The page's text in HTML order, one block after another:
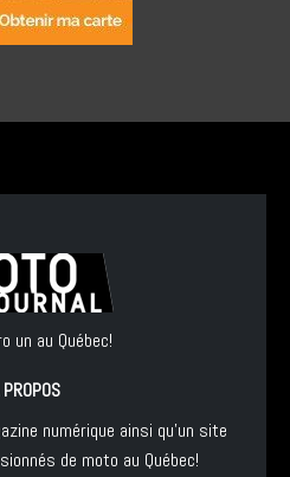
un au Québec!
numérique ainsi qu'un site
de moto au Québec!